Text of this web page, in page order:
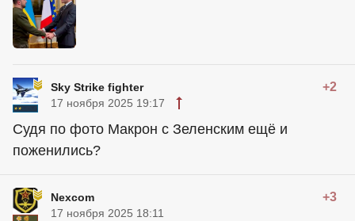
Sky Strike fighter +2
17 ноября 2025 19:17
Судя по фото Макрон с Зеленским ещё и
поженились?
Nexcom +3
17 ноября 2025 18:11